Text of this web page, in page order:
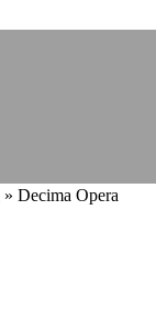
» Decima Opera